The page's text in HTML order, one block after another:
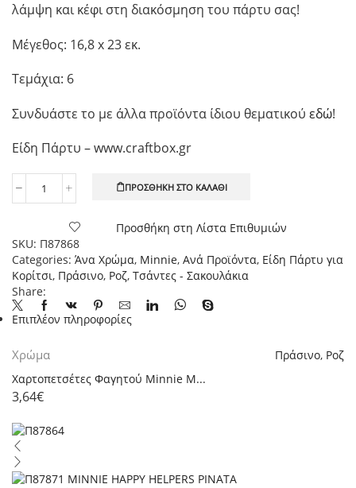
λάμψη και κέφι στη διακόσμηση του πάρτυ σας!
Μέγεθος: 16,8 x 23 εκ.
Τεμάχια: 6
Συνδυάστε το με άλλα προϊόντα ίδιου θεματικού εδώ!
Είδη Πάρτυ – www.craftbox.gr
Πλαστικές
Δώρων
Minnie
Mouse
Helpers,
16,8
x
23εκ.,
ποσότητα
ΠΡΟΣΘΉΚΗ ΣΤΟ ΚΑΛΆΘΙ
Προσθήκη στη Λίστα Επιθυμιών
SKU: Π87868
Categories: Άνα Χρώμα, Minnie, Ανά Προϊόντα, Είδη Πάρτυ για
Κορίτσι, Πράσινο, Ροζ, Τσάντες - Σακουλάκια
Share:
Επιπλέον πληροφορίες
Χρώμα Πράσινο, Ροζ
Χαρτοπετσέτες Φαγητού Minnie M...
3,64€